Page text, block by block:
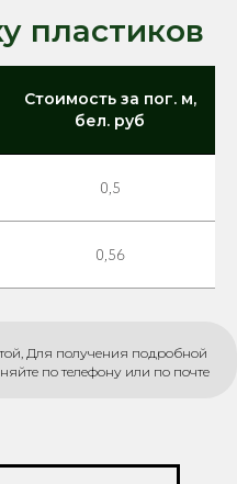
пластиков
Стоимость за пог. м,
бел. руб
0,5
0,56
Для получения подробной
по телефону или по почте